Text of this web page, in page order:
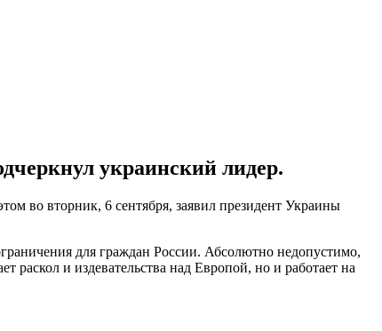
украинский лидер.
во вторник, 6 сентября, заявил президент Украины
для граждан России. Абсолютно недопустимо,
раскол и издевательства над Европой, но и работает на